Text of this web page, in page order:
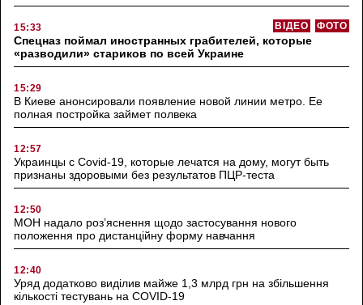
15:33 ФОТО
ВІДЕО
Спецназ поймал иностранных грабителей, которые
«разводили» стариков по всей Украине
15:29
В Киеве анонсировали появление новой линии метро. Ее
полная постройка займет полвека
12:57
Украинцы с Covid-19, которые лечатся на дому, могут быть
признаны здоровыми без результатов ПЦР-теста
12:50
МОН надало роз’яснення щодо застосування нового
положення про дистанційну форму навчання
12:40
Уряд додатково виділив майже 1,3 млрд грн на збільшення
кількості тестувань на COVID-19